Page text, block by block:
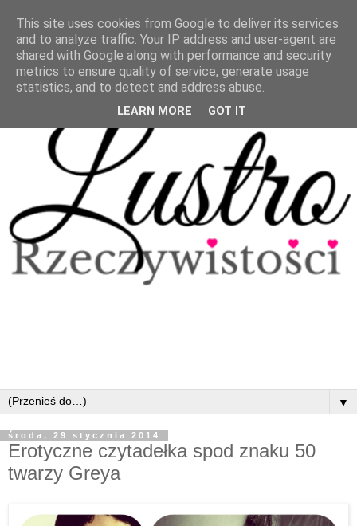
▼
środa, 29 stycznia 2014
Erotyczne czytadełka spod znaku 50
twarzy Greya
This site uses cookies from Google to deliver its services
and to analyze traffic. Your IP address and user-agent are
shared with Google along with performance and security
metrics to ensure quality of service, generate usage
statistics, and to detect and address abuse.
LEARN MORE GOT IT